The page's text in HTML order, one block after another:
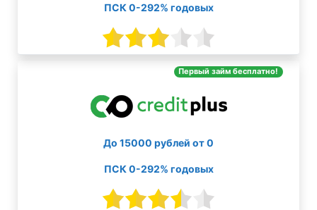
ПСК 0-292% годовых
Первый займ бесплатно!
До 15000 рублей от 0
ПСК 0-292% годовых